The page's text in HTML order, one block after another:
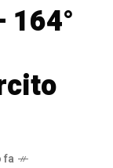
164°
fa